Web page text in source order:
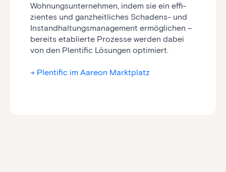
Wohnungs­unter­nehmen, indem sie ein effi­
zien­tes und ganzheitliches Scha­dens- und
In­stand­hal­tungs­manage­ment er­mög­lichen –
bereits etablierte Prozesse werden dabei
von den Plentific Lösungen optimiert.
-> Plentific im Aareon Marktplatz